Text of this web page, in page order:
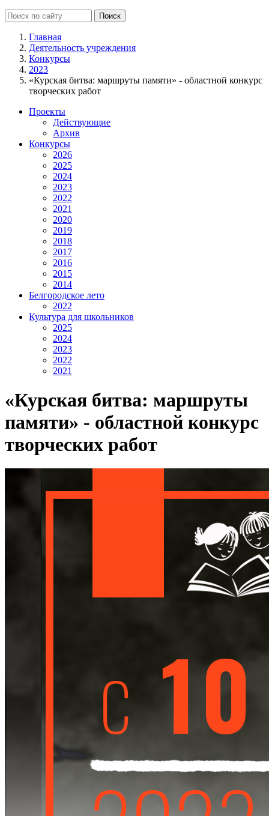
Главная
Деятельность учреждения
Конкурсы
2023
«Курская битва: маршруты памяти» - областной конкурс
творческих работ
Проекты
Действующие
Архив
Конкурсы
2026
2025
2024
2023
2022
2021
2020
2019
2018
2017
2016
2015
2014
Белгородское лето
2022
Культура для школьников
2025
2024
2023
2022
2021
«Курская битва: маршруты
памяти» - областной конкурс
творческих работ